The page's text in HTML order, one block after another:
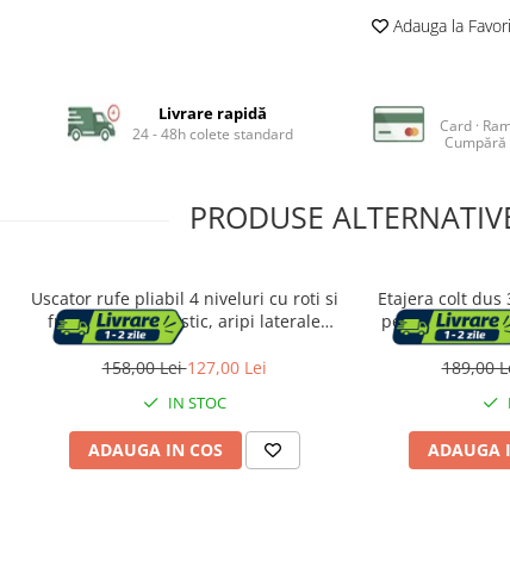
Adauga la
Livrare rapidă
24 - 48h colete standard
Card ·
PRODUSE
Uscator rufe pliabil 4 niveluri cu roti si
frana, inox si plastic, aripi laterale
pivotante, max 35 kg, 128x64x173 cm,
negru
158,00 Lei127,00 Lei
IN STOC
ADAUGA IN COS
Etajera colt dus
perete, max 9
189,00
ADAUGA